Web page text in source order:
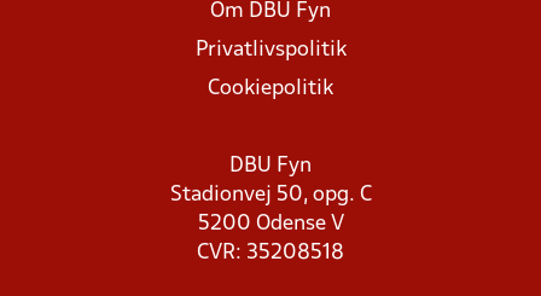
Om DBU Fyn
Privatlivspolitik
Cookiepolitik
DBU Fyn
Stadionvej 50, opg. C
5200 Odense V
CVR: 35208518